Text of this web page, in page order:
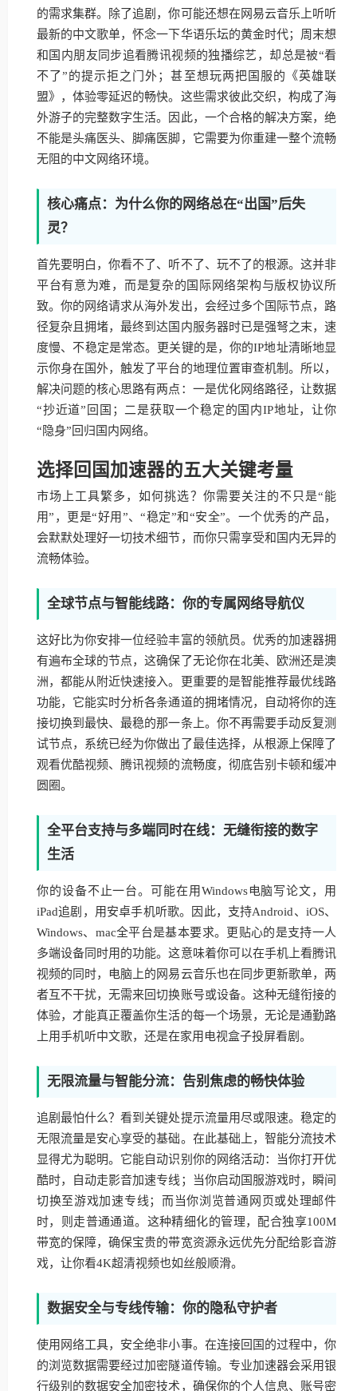
的需求集群。除了追剧，你可能还想在网易云音乐上听听
最新的中文歌单，怀念一下华语乐坛的黄金时代；周末想
和国内朋友同步追看腾讯视频的独播综艺，却总是被“看
不了”的提示拒之门外；甚至想玩两把国服的《英雄联
盟》，体验零延迟的畅快。这些需求彼此交织，构成了海
外游子的完整数字生活。因此，一个合格的解决方案，绝
不能是头痛医头、脚痛医脚，它需要为你重建一整个流畅
无阻的中文网络环境。
核心痛点：为什么你的网络总在“出国”后失
灵？
首先要明白，你看不了、听不了、玩不了的根源。这并非
平台有意为难，而是复杂的国际网络架构与版权协议所
致。你的网络请求从海外发出，会经过多个国际节点，路
径复杂且拥堵，最终到达国内服务器时已是强弩之末，速
度慢、不稳定是常态。更关键的是，你的IP地址清晰地显
示你身在国外，触发了平台的地理位置审查机制。所以，
解决问题的核心思路有两点：一是优化网络路径，让数据
“抄近道”回国；二是获取一个稳定的国内IP地址，让你
“隐身”回归国内网络。
选择回国加速器的五大关键考量
市场上工具繁多，如何挑选？你需要关注的不只是“能
用”，更是“好用”、“稳定”和“安全”。一个优秀的产品，
会默默处理好一切技术细节，而你只需享受和国内无异的
流畅体验。
全球节点与智能线路：你的专属网络导航仪
这好比为你安排一位经验丰富的领航员。优秀的加速器拥
有遍布全球的节点，这确保了无论你在北美、欧洲还是澳
洲，都能从附近快速接入。更重要的是智能推荐最优线路
功能，它能实时分析各条通道的拥堵情况，自动将你的连
接切换到最快、最稳的那一条上。你不再需要手动反复测
试节点，系统已经为你做出了最佳选择，从根源上保障了
观看优酷视频、腾讯视频的流畅度，彻底告别卡顿和缓冲
圆圈。
全平台支持与多端同时在线：无缝衔接的数字
生活
你的设备不止一台。可能在用Windows电脑写论文，用
iPad追剧，用安卓手机听歌。因此，支持Android、iOS、
Windows、mac全平台是基本要求。更贴心的是支持一人
多端设备同时用的功能。这意味着你可以在手机上看腾讯
视频的同时，电脑上的网易云音乐也在同步更新歌单，两
者互不干扰，无需来回切换账号或设备。这种无缝衔接的
体验，才能真正覆盖你生活的每一个场景，无论是通勤路
上用手机听中文歌，还是在家用电视盒子投屏看剧。
无限流量与智能分流：告别焦虑的畅快体验
追剧最怕什么？看到关键处提示流量用尽或限速。稳定的
无限流量是安心享受的基础。在此基础上，智能分流技术
显得尤为聪明。它能自动识别你的网络活动：当你打开优
酷时，自动走影音加速专线；当你启动国服游戏时，瞬间
切换至游戏加速专线；而当你浏览普通网页或处理邮件
时，则走普通通道。这种精细化的管理，配合独享100M
带宽的保障，确保宝贵的带宽资源永远优先分配给影音游
戏，让你看4K超清视频也如丝般顺滑。
数据安全与专线传输：你的隐私守护者
使用网络工具，安全绝非小事。在连接回国的过程中，你
的浏览数据需要经过加密隧道传输。专业加速器会采用银
行级别的数据安全加密技术，确保你的个人信息、账号密